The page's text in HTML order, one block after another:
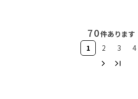
70件あります
1
2 3 4